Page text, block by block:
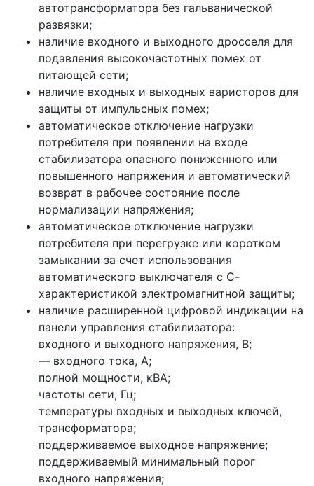
автотрансформатора без гальванической
развязки;
наличие входного и выходного дросселя для
подавления высокочастотных помех от
питающей сети;
наличие входных и выходных варисторов для
защиты от импульсных помех;
автоматическое отключение нагрузки
потребителя при появлении на входе
стабилизатора опасного пониженного или
повышенного напряжения и автоматический
возврат в рабочее состояние после
нормализации напряжения;
автоматическое отключение нагрузки
потребителя при перегрузке или коротком
замыкании за счет использования
автоматического выключателя с С-
характеристикой электромагнитной защиты;
наличие расширенной цифровой индикации на
панели управления стабилизатора:
входного и выходного напряжения, В;
— входного тока, А;
полной мощности, кВА;
частоты сети, Гц;
температуры входных и выходных ключей,
трансформатора;
поддерживаемое выходное напряжение;
поддерживаемый минимальный порог
входного напряжения;